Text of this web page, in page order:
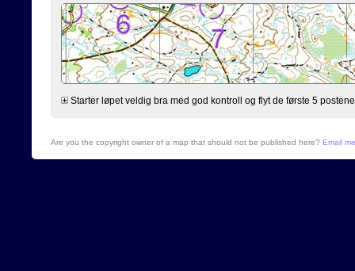
Starter løpet veldig bra med god kontroll og flyt de første 5
Are you the copyright owner of a map that should not be published here? Email me